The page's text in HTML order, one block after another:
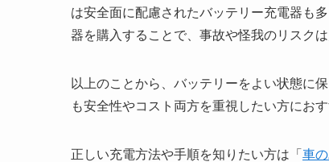
は安全面に配慮されたバッテリー充電器も
器を購入することで、事故や怪我のリスクは
以上のことから、バッテリーをよい状態に
も安全性やコスト両方を重視したい方にお
正しい充電方法や手順を知りたい方は「 車